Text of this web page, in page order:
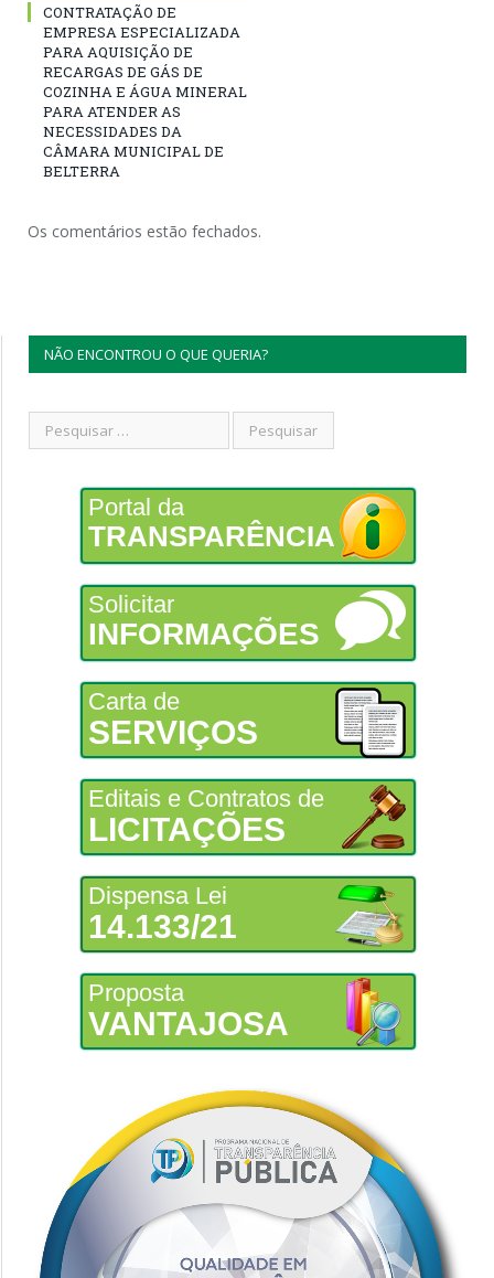
CONTRATAÇÃO DE
EMPRESA ESPECIALIZADA
PARA AQUISIÇÃO DE
RECARGAS DE GÁS DE
COZINHA E ÁGUA MINERAL
PARA ATENDER AS
NECESSIDADES DA
CÂMARA MUNICIPAL DE
BELTERRA
Os comentários estão fechados.
NÃO ENCONTROU O QUE QUERIA?
Portal da
TRANSPARÊNCIA
Solicitar
INFORMAÇÕES
Carta de
SERVIÇOS
Editais e Contratos de
LICITAÇÕES
Dispensa Lei
14.133/21
Proposta
VANTAJOSA